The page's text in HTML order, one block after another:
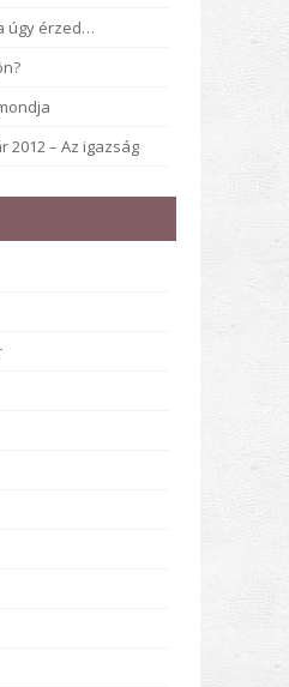
úgy érzed…
2012 – Az igazság